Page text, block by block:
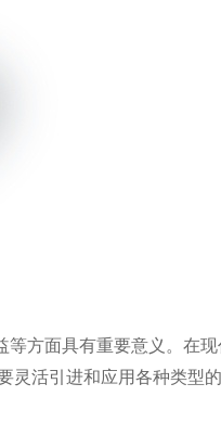
等方面具有重要意义。在现
灵活引进和应用各种类型